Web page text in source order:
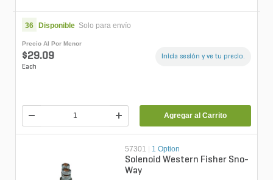
36 Disponible Solo para envío
Precio Al Por Menor
$29.09
Each
Inicia sesión y ve tu precio.
Agregar al Carrito
57301 1 Option
Solenoid Western Fisher Sno-
Way